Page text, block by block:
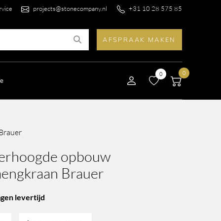
projects@stonecompany.nl +31 10 28 575 85
AFSPRAAK MAKEN
0 0
opbouw
Brauer
levertijd